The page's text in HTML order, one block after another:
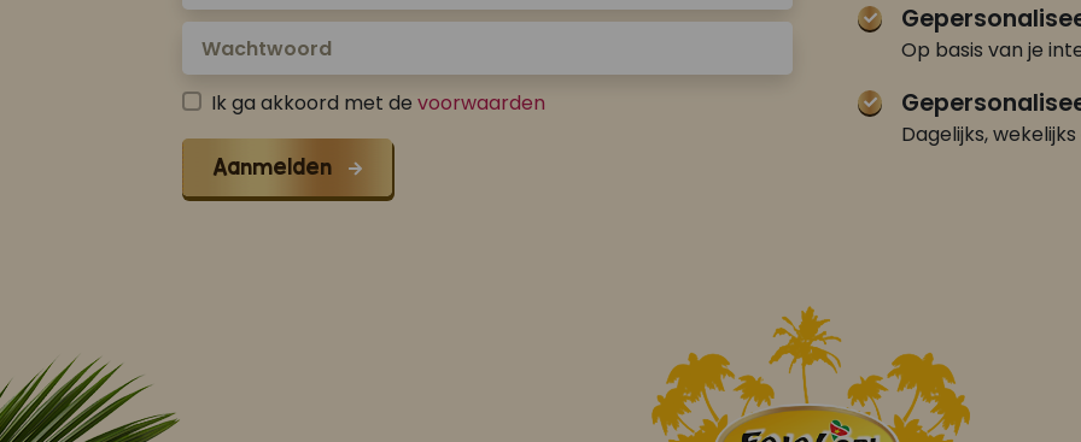
Ik ga akkoord met de voorwaarden
Aanmelden
Op basis van je
Dagelijks,